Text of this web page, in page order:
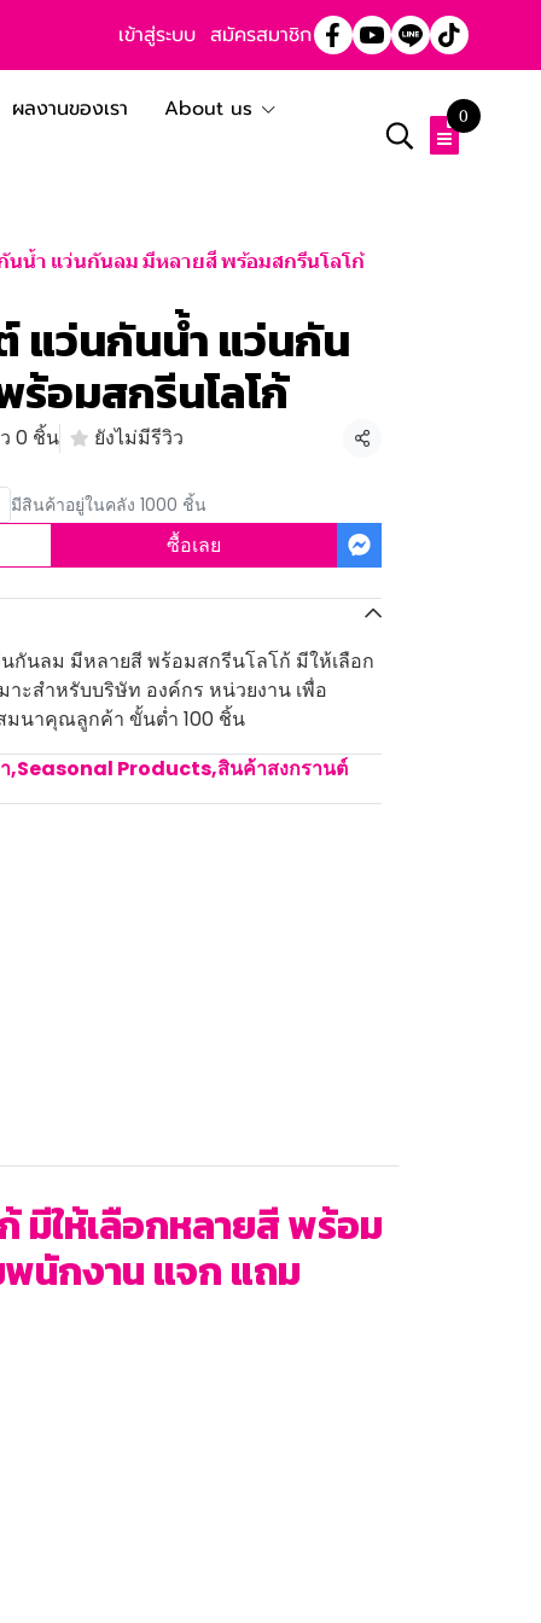
เข้าสู่ระบบ สมัครสมาชิก
ผลงานของเรา
About us
0
นน้ำ แว่นกันลม มีหลายสี พร้อมสกรีนโลโก้
แว่นกันน้ำ แว่นกัน
อมสกรีนโลโก้
0 ชิ้น ยังไม่มีรีวิว
แชร์
มีสินค้าอยู่ในคลัง 1000 ชิ้น
ซื้อเลย
กันลม มีหลายสี พร้อมสกรีนโลโก้ มีให้เลือก
ะสำหรับบริษัท องค์กร หน่วยงาน เพื่อ
มนาคุณลูกค้า ขั้นต่ำ 100 ชิ้น
,Seasonal Products,สินค้าสงกรานต์
มีให้เลือกหลายสี พร้อม
พนักงาน แจก แถม